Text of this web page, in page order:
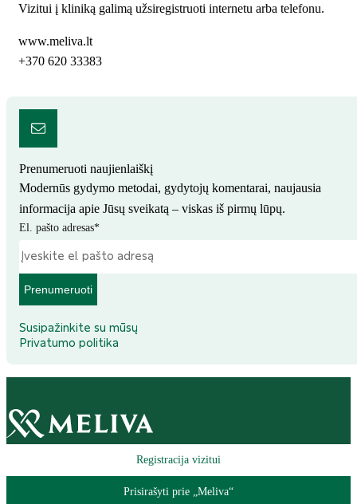
Vizitui į kliniką galimą užsiregistruoti internetu arba telefonu.
www.meliva.lt
+370 620 33383
Prenumeruoti naujienlaiškį
Modernūs gydymo metodai, gydytojų komentarai, naujausia
informacija apie Jūsų sveikatą – viskas iš pirmų lūpų.
El. pašto adresas*
Prenumeruoti
Susipažinkite su mūsų
Privatumo politika
Registracija vizitui
Prisirašyti prie „Meliva“